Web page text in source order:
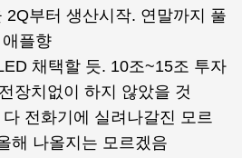
2Q부터 생산시작. 연말까지 풀
플향
채택할 듯. 10조~15조 투자
장치없이 하지 않았을 것
전화기에 실려나갈진 모르
해 나올지는 모르겠음